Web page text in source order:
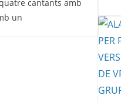
cantants amb
un